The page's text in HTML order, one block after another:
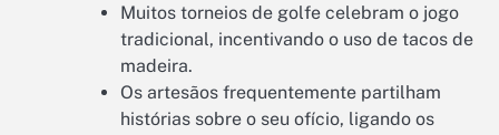
Muitos torneios de golfe celebram o jogo
tradicional, incentivando o uso de tacos de
madeira.
Os artesãos frequentemente partilham
histórias sobre o seu ofício, ligando os